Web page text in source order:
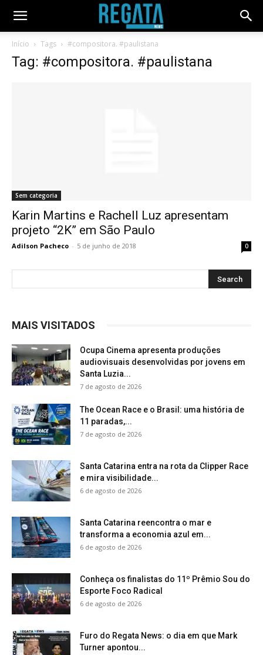
Início Tags #compositora. #paulistana
Tag: #compositora. #paulistana
Sem categoria
Karin Martins e Rachell Luz apresentam
projeto “2K” em São Paulo
Adilson Pacheco - 5 de junho de 2018 0
MAIS VISITADOS
Ocupa Cinema apresenta produções
audiovisuais desenvolvidas por jovens em
Santa Luzia...
7 de agosto de 2026
The Ocean Race e o Brasil: uma história de
11 paradas,...
7 de agosto de 2026
Santa Catarina entra na rota da Clipper Race
e mira visibilidade...
6 de agosto de 2026
Santa Catarina reencontra o mar e
transforma a economia azul em...
6 de agosto de 2026
Conheça os finalistas do 11º Prêmio Sou do
Esporte Foco Radical
6 de agosto de 2026
Furo do Regata News: o dia em que Mark
Turner apontou...